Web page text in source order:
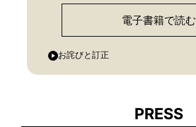
電子書籍で読む
お詫びと訂正
PRESS